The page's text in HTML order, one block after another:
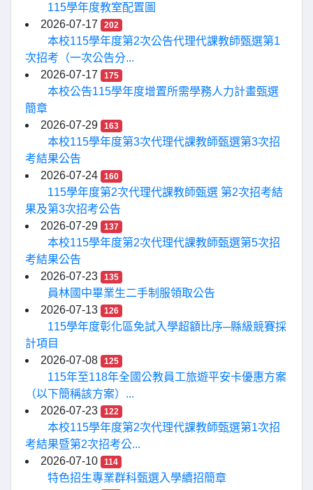
115學年度教室配置圖
2026-07-17
202
本校115學年度第2次公告代理代課教師甄選第1
次招考（一次公告分...
2026-07-17
175
本校公告115學年度增置所需學務人力計畫甄選
簡章
2026-07-29
163
本校115學年度第3次代理代課教師甄選第3次招
考結果公告
2026-07-24
160
115學年度第2次代理代課教師甄選 第2次招考結
果及第3次招考公告
2026-07-29
137
本校115學年度第2次代理代課教師甄選第5次招
考結果公告
2026-07-23
135
員林國中畢業生二手制服領取公告
2026-07-13
126
115學年度彰化區免試入學超額比序─縣級競賽採
計項目
2026-07-08
125
115年至118年全國公教員工旅遊平安卡優惠方案
（以下簡稱該方案）...
2026-07-23
122
本校115學年度第2次代理代課教師甄選第1次招
考結果暨第2次招考公...
2026-07-10
114
特色招生專業群科甄選入學續招簡章